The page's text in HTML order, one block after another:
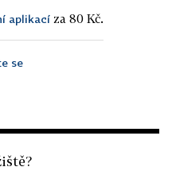
aplikací za 80 Kč.
se